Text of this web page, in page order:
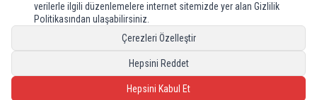
verilerle ilgili düzenlemelere internet sitemizde yer alan Gizlilik
Politikasından ulaşabilirsiniz.
Çerezleri Özelleştir
Hepsini Reddet
Hepsini Kabul Et